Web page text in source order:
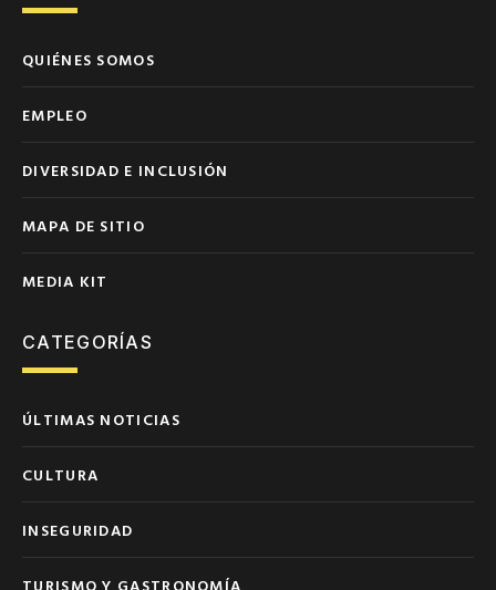
QUIÉNES SOMOS
EMPLEO
DIVERSIDAD E INCLUSIÓN
MAPA DE SITIO
MEDIA KIT
CATEGORÍAS
ÚLTIMAS NOTICIAS
CULTURA
INSEGURIDAD
TURISMO Y GASTRONOMÍA